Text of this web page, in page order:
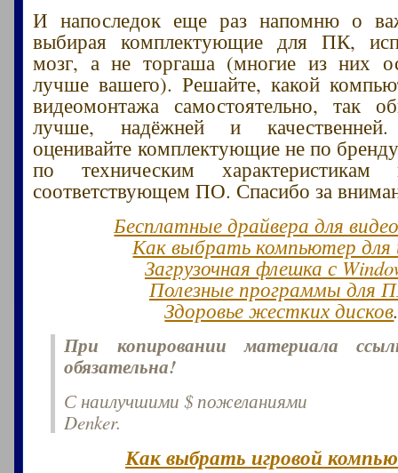
И напоследок еще раз напомню о
выбирая комплектующие для ПК,
мозг, а не торгаша (многие из них
лучше вашего). Решайте, какой
видеомонтажа самостоятельно, так
лучше, надёжней и качественней.
оценивайте комплектующие не по
по техническим
соответствующем ПО. Спасибо за
Бесплатные драйвера для
Как выбрать компьютер для
Загрузочная флешка с
Полезные программы для
Здоровье жестких дисков
При копировании материала
обязательна!
С наилучшими $ пожеланиями
Denker.
Как выбрать игровой